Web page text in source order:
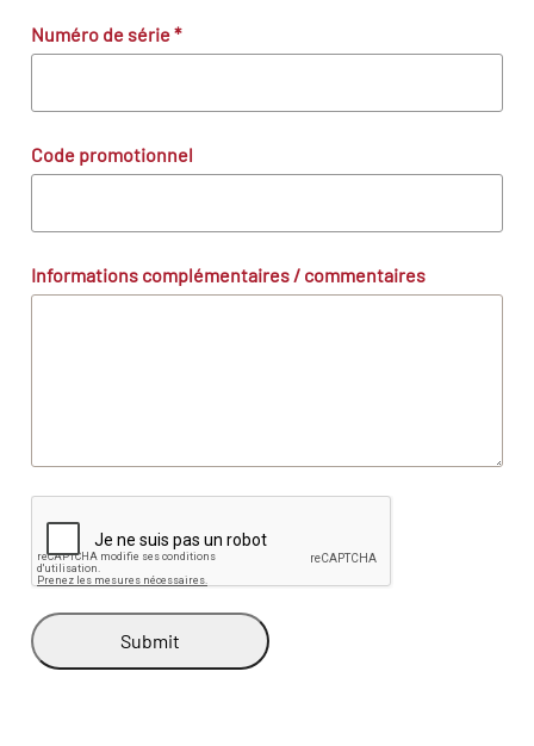
Numéro de série*
Code promotionnel
Informations complémentaires / commentaires
Submit